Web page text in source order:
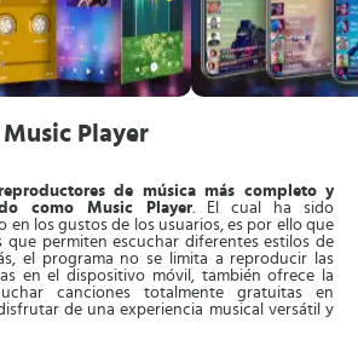
Player
de música más completo y
como Music Player. El cual ha sido
en los gustos de los usuarios, es por ello que
permiten escuchar diferentes estilos de
el programa no se limita a reproducir las
en el dispositivo móvil, también ofrece la
canciones totalmente gratuitas en
de una experiencia musical versátil y